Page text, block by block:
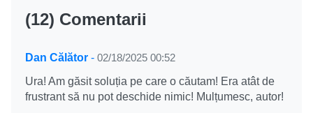
(12) Comentarii
Dan Călător - 02/18/2025 00:52
Ura! Am găsit soluția pe care o căutam! Era atât de
frustrant să nu pot deschide nimic! Mulțumesc, autor!